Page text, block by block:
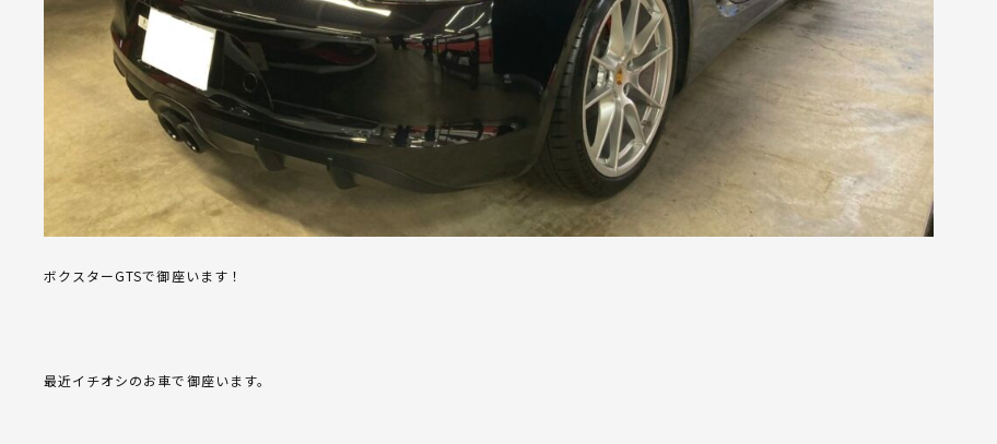
ボクスターGTSで御座います！
最近イチオシのお車で御座います。